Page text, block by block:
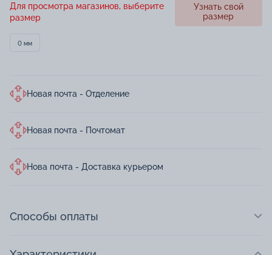
Для просмотра магазинов, выберите
размер
Узнать свой
размер
0 мм
Новая почта - Отделение
Новая почта - Почтомат
Нова почта - Доставка курьером
Способы оплаты